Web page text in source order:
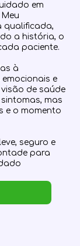
em
qualificada,
a história, o
paciente.
à
emocionais e
de saúde
mas
e o momento
seguro e
para